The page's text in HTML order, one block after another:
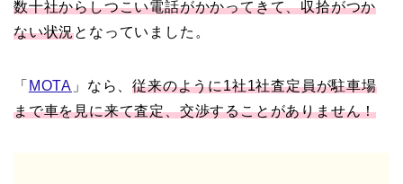
数十社からしつこい電話がかかってきて、収拾がつか
ない状況となっていました。
「 MOTA 」なら、従来のように1社1社査定員が駐車場
まで車を見に来て査定、交渉することがありません！